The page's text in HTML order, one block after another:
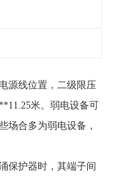
源线位置，二级限压
米。弱电设备可
场合多为弱电设备，
护器时，其端子间